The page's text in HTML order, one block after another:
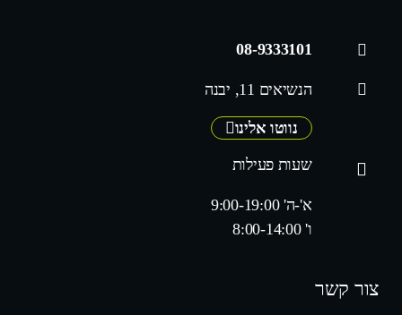
08-9333101
הנשיאים 11, יבנה
נווטו אלינו
שעות פעילות
א'-ה' 9:00-19:00
ו' 8:00-14:00
צור קשר